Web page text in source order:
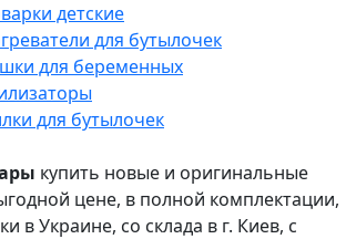
детские
для бутылочек
для беременных
для бутылочек
купить новые и оригинальные
цене, в полной комплектации,
в Украине, со склада в г. Киев, с